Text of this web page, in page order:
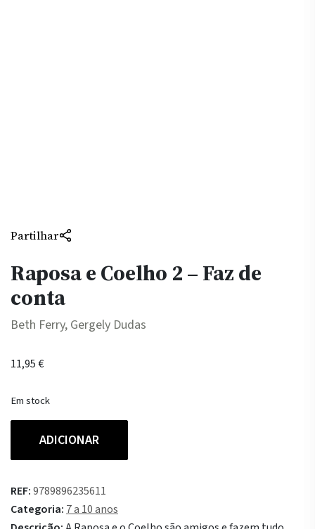
Partilhar
Raposa e Coelho 2 – Faz de
conta
Beth Ferry, Gergely Dudas
11,95€
Em stock
Raposa
Coelho
2
ADICIONAR
REF:9789896235611
Categoria:7 a 10 anos